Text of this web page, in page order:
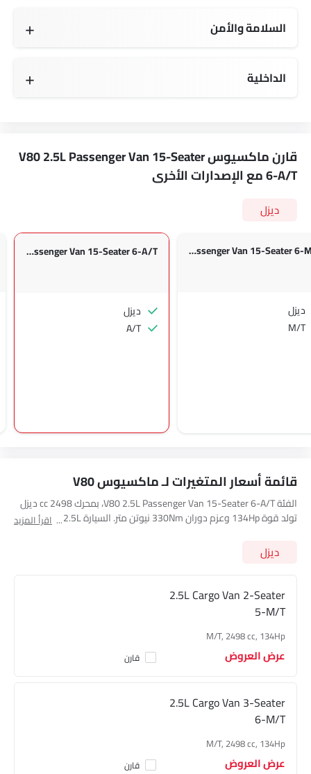
السلامة والأمن
الداخلية
قارن ماكسيوس V80 2.5L Passenger Van 15-Seater
6-A/T مع الإصدارات الأخرى
ديزل
V80 2.5L Passenger Van 15-Seater 6-M/T
ديزل
M/T
V80 2.5L Passenger Van 15-Seater 6-A/T
ديزل
A/T
قائمة أسعار المتغيرات لـ ماكسيوس V80
الفئة V80 2.5L Passenger Van 15-Seater 6-A/T، بمحرك 2498 cc ديزل
تولد قوة 134Hp وعزم دوران 330Nm نيوتن متر. السيارة V80 2.5L
ناقل حركة 6Speed A/T. استعرض جميع أسعار الفئات الأخرى لـ
ماكسيوس V80
اقرأ المزيد
ديزل
2.5L Cargo Van 2-Seater
5-M/T
M/T, 2498 cc, 134Hp
عرض العروض قارن
2.5L Cargo Van 3-Seater
6-M/T
M/T, 2498 cc, 134Hp
عرض العروض قارن